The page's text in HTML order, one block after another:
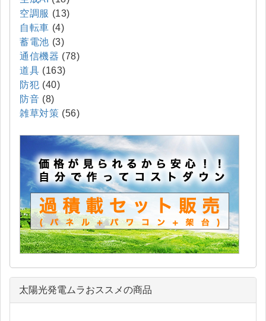
空調服 (13)
自転車 (4)
蓄電池 (3)
通信機器 (78)
道具 (163)
防犯 (40)
防音 (8)
雑草対策 (56)
太陽光発電ムラおススメの商品